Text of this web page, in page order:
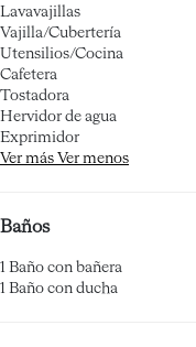
Lavavajillas
Vajilla/Cubertería
Utensilios/Cocina
Cafetera
Tostadora
Hervidor de agua
Exprimidor
Ver más Ver menos
Baños
1 Baño con bañera
1 Baño con ducha